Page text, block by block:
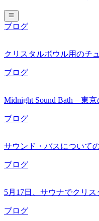
ブログ
クリスタルボウル用のチ
ブログ
Midnight Sound Bath – 東
ブログ
サウンド・バスについて
ブログ
5月17日、サウナでクリ
ブログ